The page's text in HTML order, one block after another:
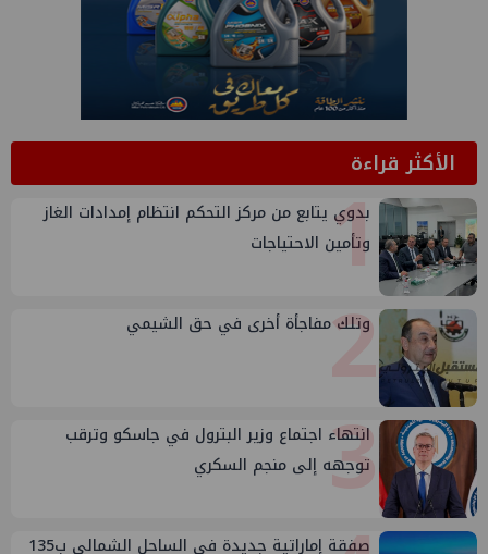
الأكثر قراءة1
بدوي يتابع من مركز التحكم انتظام إمدادات الغاز
وتأمين الاحتياجات
2
وتلك مفاجأة أخرى في حق الشيمي
3
انتهاء اجتماع وزير البترول في جاسكو وترقب
توجهه إلى منجم السكري
صفقة إماراتية جديدة في الساحل الشمالي ب135